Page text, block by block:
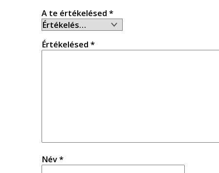
A te értékelésed *
Értékelésed *
Név*